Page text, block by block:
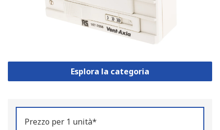
Esplora la categoria
Prezzo per 1 unità*